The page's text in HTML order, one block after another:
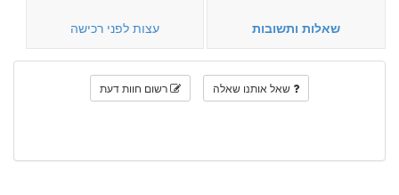
שאלות ותשובות עצות לפני רכישה
שאל אותנו שאלה רשום חוות דעת